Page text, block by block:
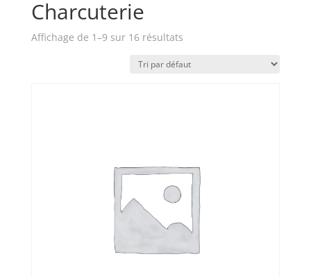
Charcuterie
Affichage de 1–9 sur 16 résultats